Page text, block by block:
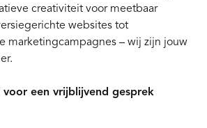
creativiteit voor meetbaar
websites tot
marketingcampagnes – wij zijn jouw
een vrijblijvend gesprek